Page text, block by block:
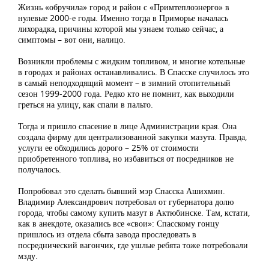
Жизнь «обручила» город и район с «Примтеплоэнерго» в
нулевые 2000-е годы. Именно тогда в Приморье началась
лихорадка, причины которой мы узнаем только сейчас, а
симптомы – вот они, налицо.
Возникли проблемы с жидким топливом, и многие котельные
в городах и районах останавливались. В Спасске случилось это
в самый неподходящий момент – в зимний отопительный
сезон 1999-2000 года. Редко кто не помнит, как выходили
греться на улицу, как спали в пальто.
Тогда и пришло спасение в лице Администрации края. Она
создала фирму для централизованной закупки мазута. Правда,
услуги ее обходились дорого – 25% от стоимости
приобретенного топлива, но избавиться от посредников не
получалось.
Попробовал это сделать бывший мэр Спасска Ашихмин.
Владимир Александрович потребовал от губернатора долю
города, чтобы самому купить мазут в Актюбинске. Там, кстати,
как в анекдоте, оказались все «свои»: Спасскому гонцу
пришлось из отдела сбыта завода проследовать в
посреднический вагончик, где ушлые ребята тоже потребовали
мзду.